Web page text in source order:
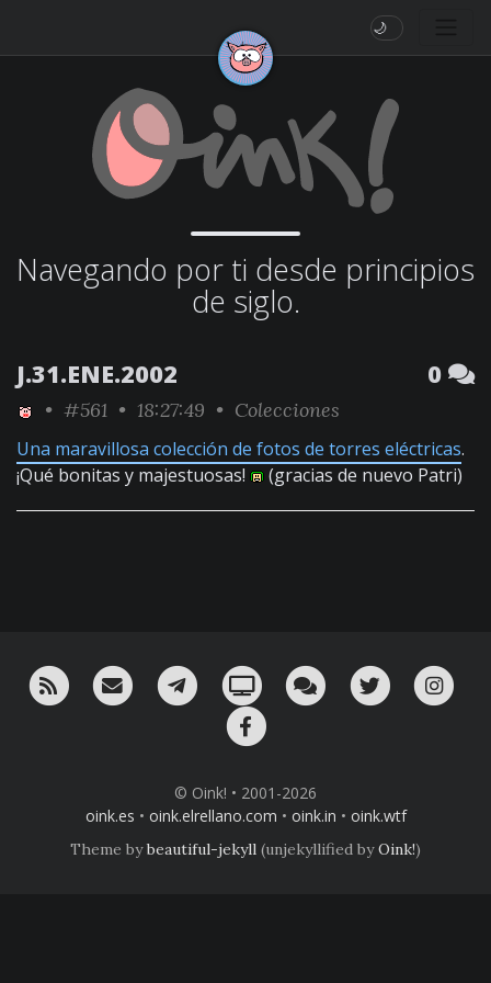
🌙
Navegando por ti desde principios
de siglo.
J.31.ENE.2002 0
• #561 • 18:27:49 • Colecciones
Una maravillosa colección de fotos de torres eléctricas.
¡Qué bonitas y majestuosas!
(gracias de nuevo Patri)
RSS ¡Mándame un email!¡Nuestro canal en Telegram!
Oink! TV Charla con nosotros
Twitter
© Oink! • 2001-2026
oink.es • oink.elrellano.com • oink.in • oink.wtf
Theme bybeautiful-jekyll (unjekyllified byOink!)